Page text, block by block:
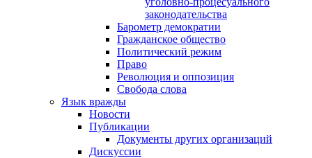
законодательства
Барометр демократии
Гражданское общество
Политический режим
Право
Революция и оппозиция
Свобода слова
Язык вражды
Новости
Публикации
Документы других организаций
Дискуссии